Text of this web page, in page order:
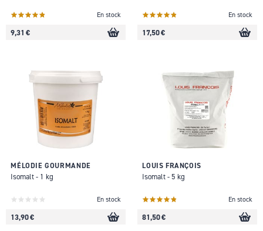
En stock
9,31 €
En stock
17,50 €
MÉLODIE GOURMANDE
Isomalt - 1 kg
En stock
13,90 €
LOUIS FRANÇOIS
Isomalt - 5 kg
En stock
81,50 €